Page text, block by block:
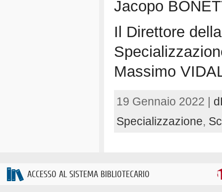
Jacopo
Il Direttore
Massimo
19 Gennaio 2022 |
Specializzazione,
ACCESSO AL SISTEMA BIBLIOTECARIO